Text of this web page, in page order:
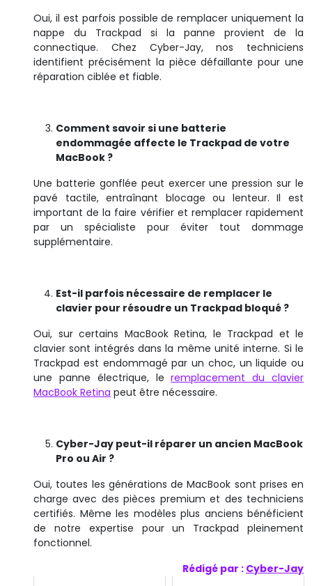
Oui, il est parfois possible de remplacer uniquement la
nappe du Trackpad si la panne provient de la
connectique. Chez Cyber-Jay, nos techniciens
identifient précisément la pièce défaillante pour une
réparation ciblée et fiable.
Comment savoir si une batterie
endommagée affecte le Trackpad de votre
MacBook ?
Une batterie gonflée peut exercer une pression sur le
pavé tactile, entraînant blocage ou lenteur. Il est
important de la faire vérifier et remplacer rapidement
par un spécialiste pour éviter tout dommage
supplémentaire.
Est-il parfois nécessaire de remplacer le
clavier pour résoudre un Trackpad bloqué ?
Oui, sur certains MacBook Retina, le Trackpad et le
clavier sont intégrés dans la même unité interne. Si le
Trackpad est endommagé par un choc, un liquide ou
une panne électrique, leremplacement du clavier
MacBook Retina peut être nécessaire.
Cyber-Jay peut-il réparer un ancien MacBook
Pro ou Air ?
Oui, toutes les générations de MacBook sont prises en
charge avec des pièces premium et des techniciens
certifiés. Même les modèles plus anciens bénéficient
de notre expertise pour un Trackpad pleinement
fonctionnel.
Rédigé par : Cyber-Jay